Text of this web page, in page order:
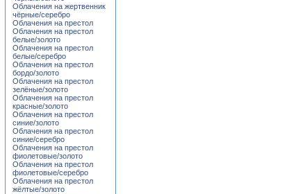
Облачения на жертвенник
чёрные/серебро
Облачения на престол
Облачения на престол
белые/золото
Облачения на престол
белые/серебро
Облачения на престол
бордо/золото
Облачения на престол
зелёные/золото
Облачения на престол
красные/золото
Облачения на престол
синие/золото
Облачения на престол
синие/серебро
Облачения на престол
фиолетовые/золото
Облачения на престол
фиолетовые/серебро
Облачения на престол
жёлтые/золото